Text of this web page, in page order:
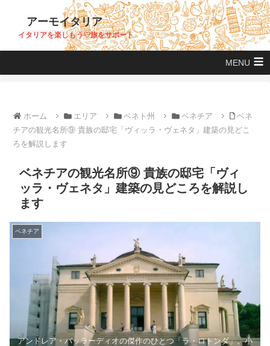
アーモイタリア
イタリアを楽しもう♡旅をサポート
MENU
ホーム エリア ベネト州 ベネチア
ベネ
チアの観光名所⑨ 貴族の邸宅「ヴィッラ・ヴェネタ」建築の見どこ
ろを解説します
ベネチアの観光名所⑨ 貴族の邸宅「ヴィ
ッラ・ヴェネタ」建築の見どころを解説し
ます
ベネチア
アンドレア・パッラーディオの傑作のひとつ「ラ・ロトンダ」。小